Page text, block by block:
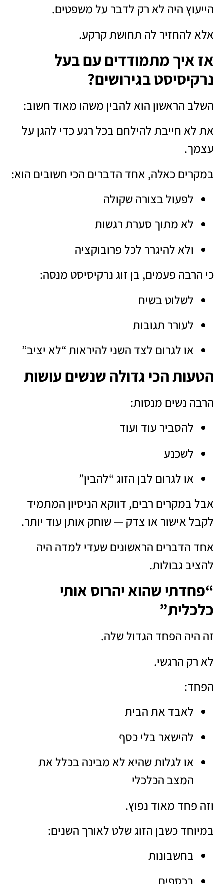
הייעוץ היה לא רק לדבר על משפטים.
אלא להחזיר לה תחושת קרקע.
אז איך מתמודדים עם בעל
נרקיסיסט בגירושים?
השלב הראשון הוא להבין משהו מאוד חשוב:
את לא חייבת להילחם בכל רגע כדי להגן על
עצמך.
במקרים כאלה, אחד הדברים הכי חשובים הוא:
לפעול בצורה שקולה
לא מתוך סערת רגשות
ולא להיגרר לכל פרובוקציה
כי הרבה פעמים, בן זוג נרקיסיסט מנסה:
לשלוט בשיח
לעורר תגובות
או לגרום לצד השני להיראות “לא יציב”
הטעות הכי גדולה שנשים עושות
הרבה נשים מנסות:
להסביר עוד ועוד
לשכנע
או לגרום לבן הזוג “להבין”
אבל במקרים רבים, דווקא הניסיון המתמיד
לקבל אישור או צדק — שוחק אותן עוד יותר.
אחד הדברים הראשונים שעדי למדה היה
להציב גבולות.
“פחדתי שהוא יהרוס אותי
כלכלית”
זה היה הפחד הגדול שלה.
לא רק הרגשי.
הפחד:
לאבד את הבית
להישאר בלי כסף
או לגלות שהיא לא מבינה בכלל את
המצב הכלכלי
וזה פחד מאוד נפוץ.
במיוחד כשבן הזוג שלט לאורך השנים:
בחשבונות